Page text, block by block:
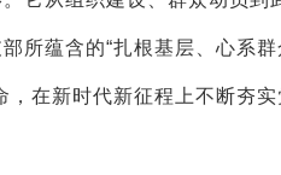
所蕴含的“扎根基层、心系
在新时代新征程上不断夯实